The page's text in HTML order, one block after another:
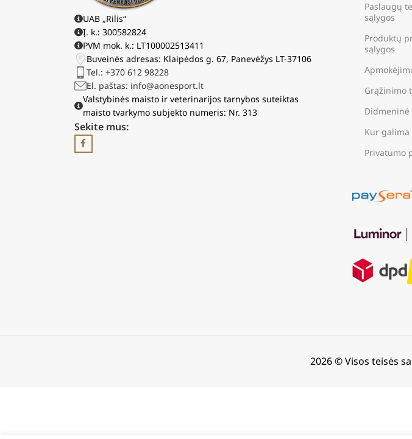
UAB „Rilis“
Į. k.: 300582824
PVM mok. k.: LT100002513411
Buveinės adresas: Klaipėdos g. 67, Panevėžys LT-37106
Tel.: +370 612 98228
El. paštas: info@aonesport.lt
Valstybinės maisto ir veterinarijos tarnybos suteiktas
maisto tvarkymo subjekto numeris: Nr. 313
Sekite mus:
Paslaugų
sąlygos
Produktų
sąlygos
Grąžinimo
Didmeninė
Kur
Privatumo
2026 © Visos teisės